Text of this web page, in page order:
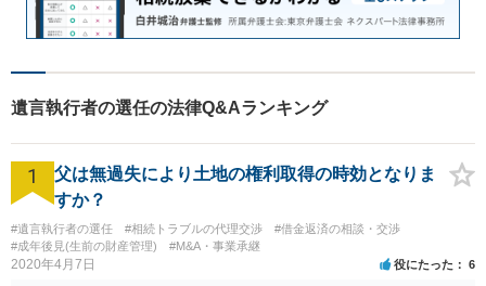
遺言執行者の選任の法律Q&Aランキング
1
父は無過失により土地の権利取得の時効となりま
すか？
#遺言執行者の選任 #相続トラブルの代理交渉
#借金返済の相談・交渉
#成年後見(生前の財産管理)
#M&A・事業承継
2020年4月7日 役にたった 6